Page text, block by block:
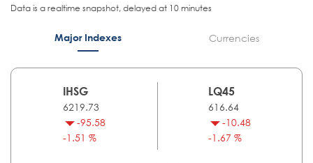
Data is a realtime snapshot, delayed at 10 minutes
Major Indexes Currencies
IHSG
6219.73
-95.58
-1.51 %
LQ45
616.64
-10.48
-1.67 %